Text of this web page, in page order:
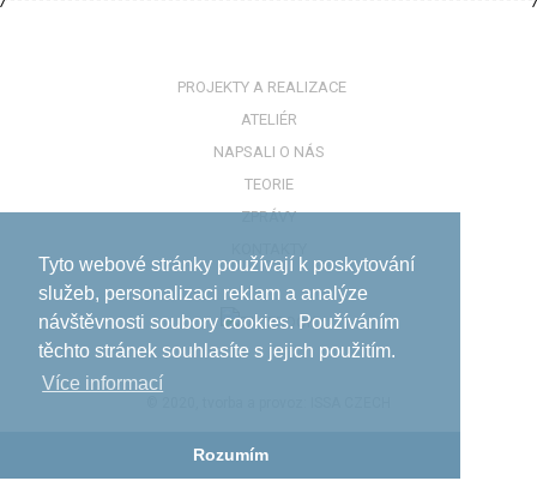
Tyto webové stránky používají k poskytování
služeb, personalizaci reklam a analýze
návštěvnosti soubory cookies. Používáním
těchto stránek souhlasíte s jejich použitím.
Více informací­
Rozumím
PROJEKTY A REALIZACE
ATELIÉR
NAPSALI O NÁS
TEORIE
ZPRÁVY